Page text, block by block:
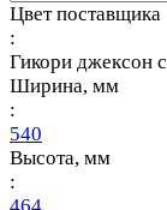
Цвет поставщика
:
Гикори джексон
Ширина, мм
:
540
Высота, мм
: